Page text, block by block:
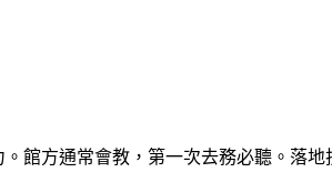
方通常會教，第一次去務必聽。落地